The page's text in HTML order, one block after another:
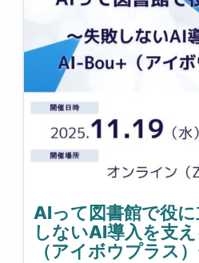
AIって図書館で役
しないAI導入を支
（アイボウプラス